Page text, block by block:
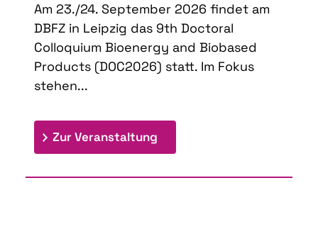
Am 23./24. September 2026 findet am
DBFZ in Leipzig das 9th Doctoral
Colloquium Bioenergy and Biobased
Products (DOC2026) statt. Im Fokus
stehen...
Zur Veranstaltung